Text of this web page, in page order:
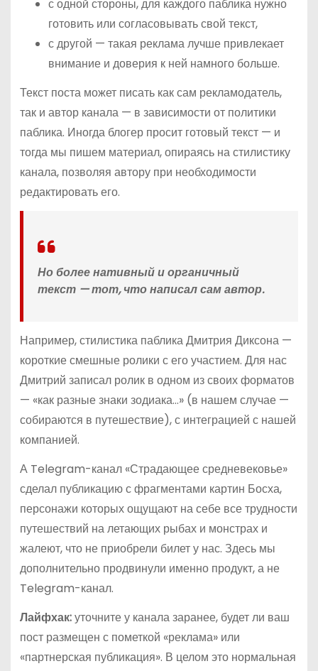
с одной стороны, для каждого паблика нужно
готовить или согласовывать свой текст,
с другой — такая реклама лучше привлекает
внимание и доверия к ней намного больше.
Текст поста может писать как сам рекламодатель,
так и автор канала — в зависимости от политики
паблика. Иногда блогер просит готовый текст — и
тогда мы пишем материал, опираясь на стилистику
канала, позволяя автору при необходимости
редактировать его.
Но более нативный и органичный
текст — тот, что написал сам автор.
Например, стилистика паблика Дмитрия Диксона —
короткие смешные ролики с его участием. Для нас
Дмитрий записал ролик в одном из своих форматов
— «как разные знаки зодиака…» (в нашем случае —
собираются в путешествие), с интеграцией с нашей
компанией.
А Telegram-канал «Страдающее средневековье»
сделал публикацию с фрагментами картин Босха,
персонажи которых ощущают на себе все трудности
путешествий на летающих рыбах и монстрах и
жалеют, что не приобрели билет у нас. Здесь мы
дополнительно продвинули именно продукт, а не
Telegram-канал.
Лайфхак:уточните у канала заранее, будет ли ваш
пост размещен с пометкой «реклама» или
«партнерская публикация». В целом это нормальная